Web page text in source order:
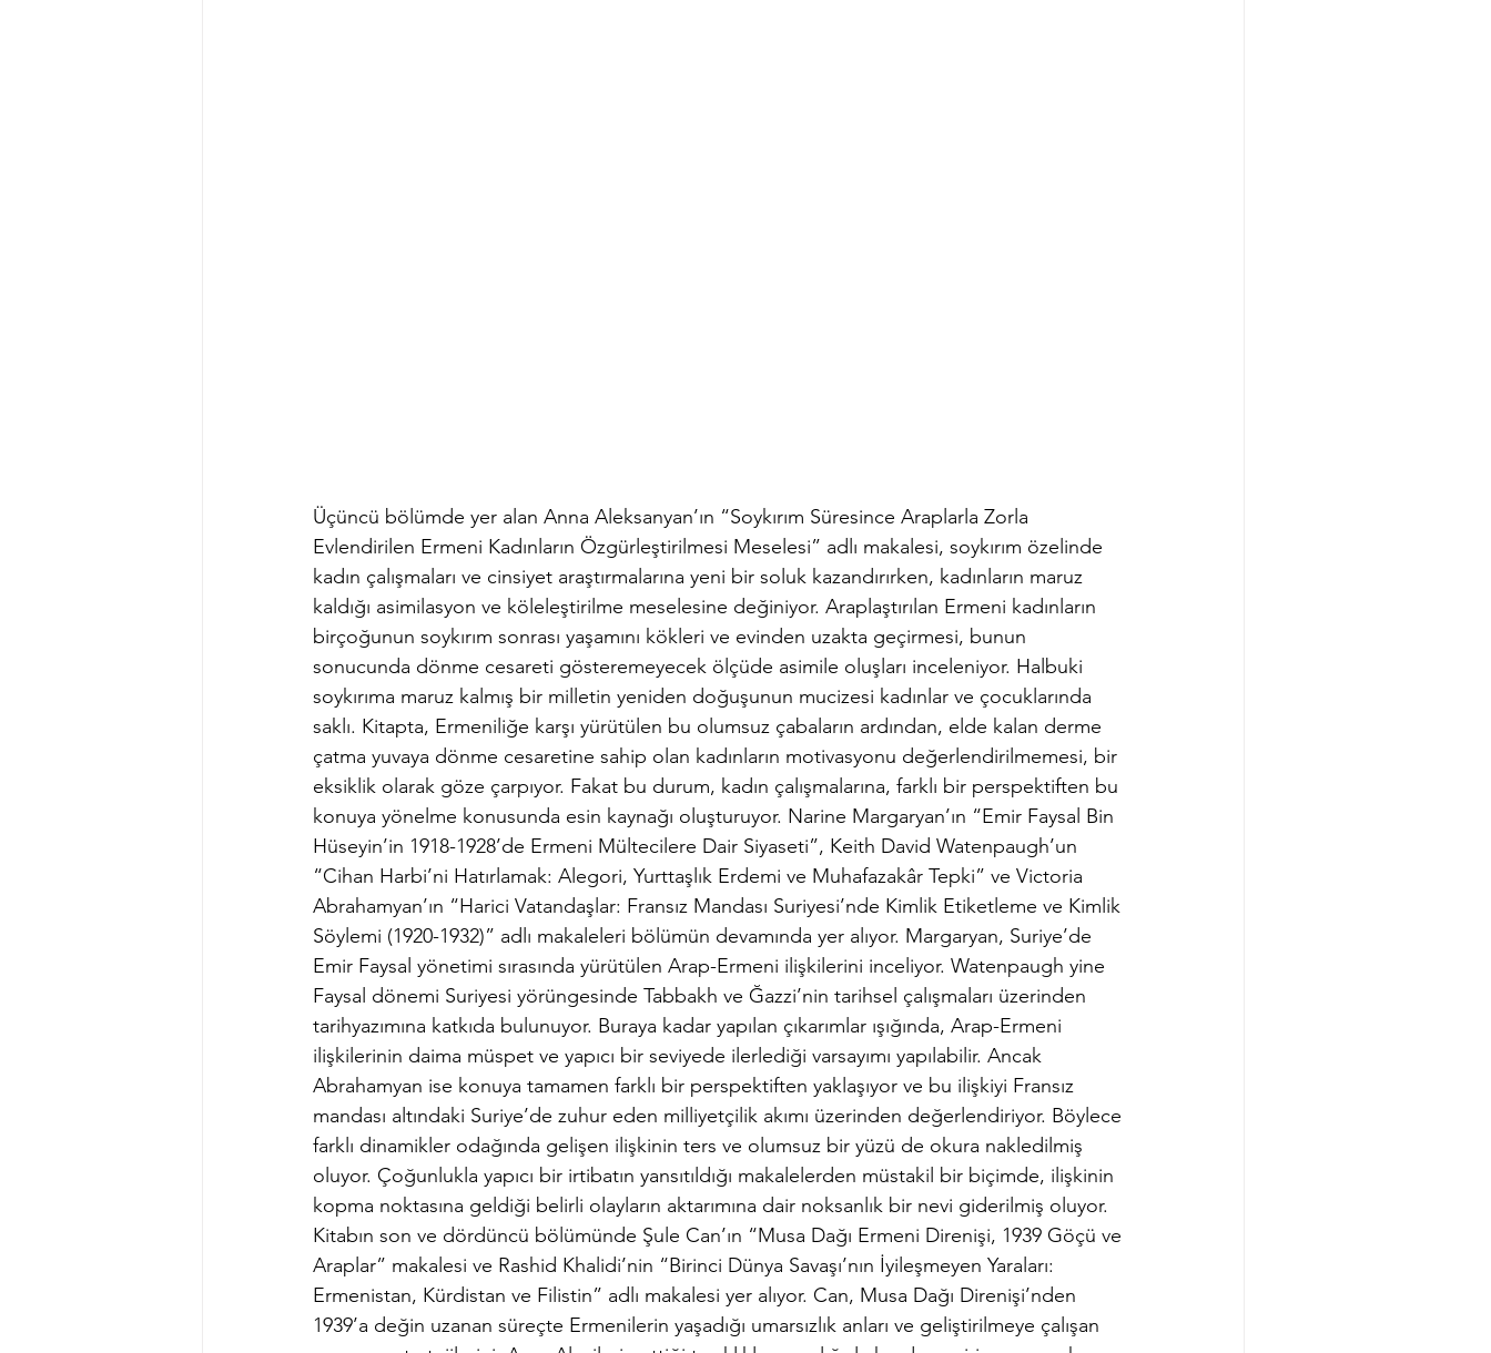
Üçüncü bölümde yer alan Anna Aleksanyan’ın “Soykırım Süresince Araplarla Zorla
Evlendirilen Ermeni Kadınların Özgürleştirilmesi Meselesi” adlı makalesi, soykırım özelinde
kadın çalışmaları ve cinsiyet araştırmalarına yeni bir soluk kazandırırken, kadınların maruz
kaldığı asimilasyon ve köleleştirilme meselesine değiniyor. Araplaştırılan Ermeni kadınların
birçoğunun soykırım sonrası yaşamını kökleri ve evinden uzakta geçirmesi, bunun
sonucunda dönme cesareti gösteremeyecek ölçüde asimile oluşları inceleniyor. Halbuki
soykırıma maruz kalmış bir milletin yeniden doğuşunun mucizesi kadınlar ve çocuklarında
saklı. Kitapta, Ermeniliğe karşı yürütülen bu olumsuz çabaların ardından, elde kalan derme
çatma yuvaya dönme cesaretine sahip olan kadınların motivasyonu değerlendirilmemesi, bir
eksiklik olarak göze çarpıyor. Fakat bu durum, kadın çalışmalarına, farklı bir perspektiften bu
konuya yönelme konusunda esin kaynağı oluşturuyor. Narine Margaryan’ın “Emir Faysal Bin
Hüseyin’in 1918-1928’de Ermeni Mültecilere Dair Siyaseti”, Keith David Watenpaugh’un
“Cihan Harbi’ni Hatırlamak: Alegori, Yurttaşlık Erdemi ve Muhafazakâr Tepki” ve Victoria
Abrahamyan’ın “Harici Vatandaşlar: Fransız Mandası Suriyesi’nde Kimlik Etiketleme ve Kimlik
Söylemi (1920-1932)” adlı makaleleri bölümün devamında yer alıyor. Margaryan, Suriye’de
Emir Faysal yönetimi sırasında yürütülen Arap-Ermeni ilişkilerini inceliyor. Watenpaugh yine
Faysal dönemi Suriyesi yörüngesinde Tabbakh ve Ğazzi’nin tarihsel çalışmaları üzerinden
tarihyazımına katkıda bulunuyor. Buraya kadar yapılan çıkarımlar ışığında, Arap-Ermeni
ilişkilerinin daima müspet ve yapıcı bir seviyede ilerlediği varsayımı yapılabilir. Ancak
Abrahamyan ise konuya tamamen farklı bir perspektiften yaklaşıyor ve bu ilişkiyi Fransız
mandası altındaki Suriye’de zuhur eden milliyetçilik akımı üzerinden değerlendiriyor. Böylece
farklı dinamikler odağında gelişen ilişkinin ters ve olumsuz bir yüzü de okura nakledilmiş
oluyor. Çoğunlukla yapıcı bir irtibatın yansıtıldığı makalelerden müstakil bir biçimde, ilişkinin
kopma noktasına geldiği belirli olayların aktarımına dair noksanlık bir nevi giderilmiş oluyor.
Kitabın son ve dördüncü bölümünde Şule Can’ın “Musa Dağı Ermeni Direnişi, 1939 Göçü ve
Araplar” makalesi ve Rashid Khalidi’nin “Birinci Dünya Savaşı’nın İyileşmeyen Yaraları:
Ermenistan, Kürdistan ve Filistin” adlı makalesi yer alıyor. Can, Musa Dağı Direnişi’nden
1939’a değin uzanan süreçte Ermenilerin yaşadığı umarsızlık anları ve geliştirilmeye çalışan